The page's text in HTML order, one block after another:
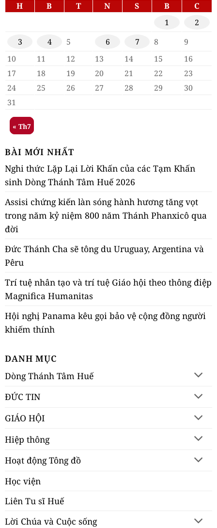
H B T N S B
C
1
2
3
4 5 6 7 8
9
10
11 12 13 14 15
16
17
18 19 20 21 22
23
24
25 26 27 28 29
30
31
« Th7
BÀI MỚI NHẤT
Nghi thức Lặp Lại Lời Khấn của các Tạm Khấn
sinh Dòng Thánh Tâm Huế 2026
Assisi chứng kiến làn sóng hành hương tăng vọt
trong năm kỷ niệm 800 năm Thánh Phanxicô qua
đời
Đức Thánh Cha sẽ tông du Uruguay, Argentina và
Pêru
Trí tuệ nhân tạo và trí tuệ Giáo hội theo thông điệp
Magnifica Humanitas
Hội nghị Panama kêu gọi bảo vệ cộng đồng người
khiếm thính
DANH MỤC
Dòng Thánh Tâm Huế
ĐỨC TIN
GIÁO HỘI
Hiệp thông
Hoạt động Tông đồ
Học viện
Liên Tu sĩ Huế
Lời Chúa và Cuộc sống